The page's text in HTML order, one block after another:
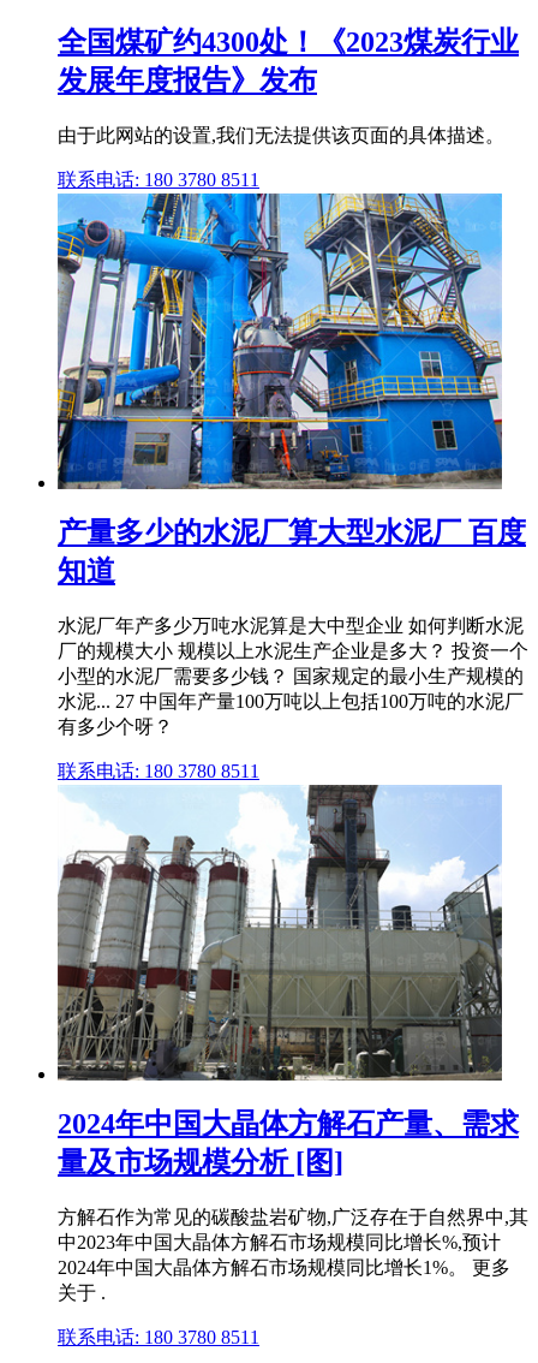
全国煤矿约4300处！《2023煤炭行业
发展年度报告》发布
由于此网站的设置,我们无法提供该页面的具体描述。
联系电话: 180 3780 8511
产量多少的水泥厂算大型水泥厂 百度
知道
水泥厂年产多少万吨水泥算是大中型企业 如何判断水泥
厂的规模大小 规模以上水泥生产企业是多大？ 投资一个
小型的水泥厂需要多少钱？ 国家规定的最小生产规模的
水泥... 27 中国年产量100万吨以上包括100万吨的水泥厂
有多少个呀？
联系电话: 180 3780 8511
2024年中国大晶体方解石产量、需求
量及市场规模分析 [图]
方解石作为常见的碳酸盐岩矿物,广泛存在于自然界中,其
中2023年中国大晶体方解石市场规模同比增长%,预计
2024年中国大晶体方解石市场规模同比增长1%。 更多
关于 .
联系电话: 180 3780 8511